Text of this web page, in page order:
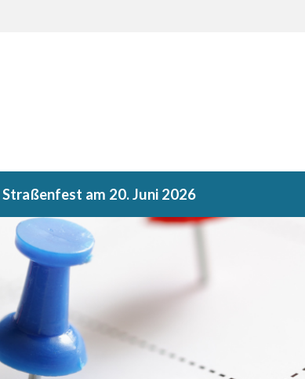
Straßenfest am 20. Juni 2026